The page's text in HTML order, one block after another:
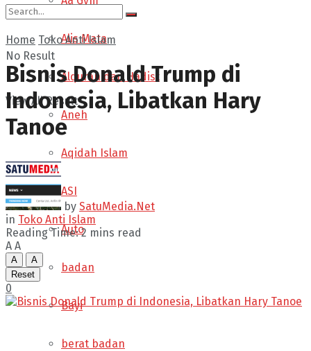
Alis Mata
Alquran dan Hadist
Aneh
Aqidah Islam
ASI
Auto
badan
Bayi
berat badan
No Result
View All Result
Home Toko Anti Islam
Bisnis Donald Trump di
Indonesia, Libatkan Hary
Tanoe
by SatuMedia.Net
in Toko Anti Islam
Reading Time: 2 mins read
A A
A
A
Reset
0